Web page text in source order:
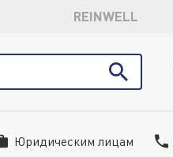
REINWELL
Юридическим лицам